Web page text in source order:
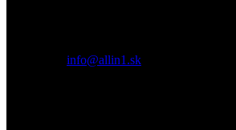
info@allin1.sk